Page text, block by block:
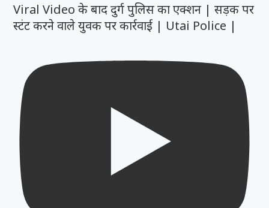
Viral Video के बाद दुर्ग पुलिस का एक्शन | सड़क पर
स्टंट करने वाले युवक पर कार्रवाई | Utai Police |